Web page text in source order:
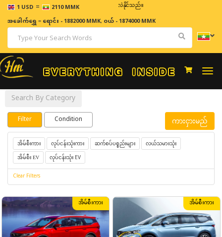
1 USD = 2110 MMK
ဈေးနှုန်းများသည် အချိန်နှင့် အမျှပြောင်းလဲနိုင်သည်။
အခေါက်ရွှေ=ရောင်း - 1882000 MMK, ဝယ် - 1874000 MMK
Search By Category
Filter Condition ကားငှားမည်
အိမ်စီးကား လုပ်ငန်းသုံးကား ဆက်စပ်ပစ္စည်းများ လယ်သမားသုံး
အိမ်စီး EV လုပ်ငန်းသုံး EV
Clear Filters
အိမ်စီးကား အိမ်စီးကား